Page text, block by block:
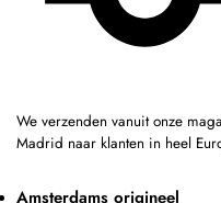
We verzenden vanuit onze
Madrid naar klanten in heel
Amsterdams origineel